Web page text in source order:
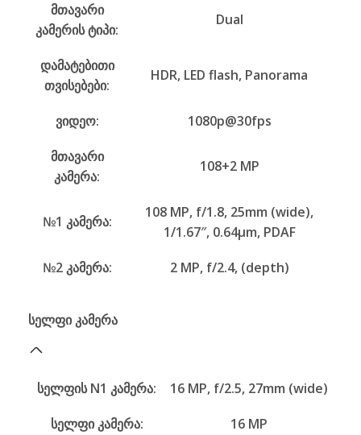
მთავარი
კამერის ტიპი:
Dual
დამატებითი
თვისებები:
HDR, LED flash, Panorama
ვიდეო:
1080p@30fps
მთავარი
კამერა:
108+2 MP
№1 კამერა:
108 MP, f/1.8, 25mm (wide),
1/1.67″, 0.64µm, PDAF
№2 კამერა:
2 MP, f/2.4, (depth)
სელფი კამერა
სელფის N1 კამერა:
16 MP, f/2.5, 27mm (wide)
სელფი კამერა:
16 MP